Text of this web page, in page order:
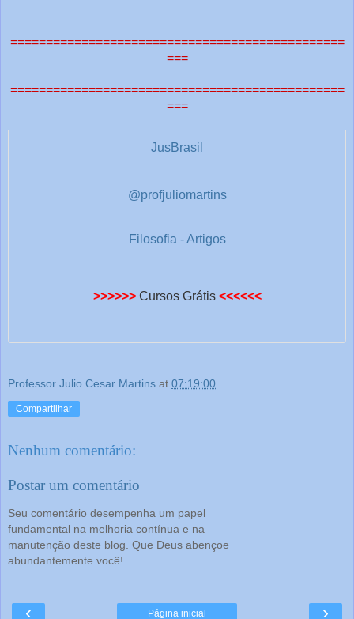
ê
u
===============================================
===
===============================================
===
JusBrasil
@profjuliomartins
Filosofia - Artigos
>>>>>> Cursos Grátis <<<<<<
Professor Julio Cesar Martins at 07:19:00
Compartilhar
Nenhum comentário:
Postar um comentário
Seu comentário desempenha um papel
fundamental na melhoria contínua e na
manutenção deste blog. Que Deus abençoe
abundantemente você!
‹ ›
Página inicial